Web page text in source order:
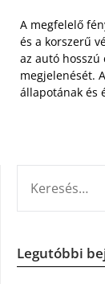
A megfelelő
és a korszerű
az autó hosszú
megjelenését.
állapotának és
Legutóbbi